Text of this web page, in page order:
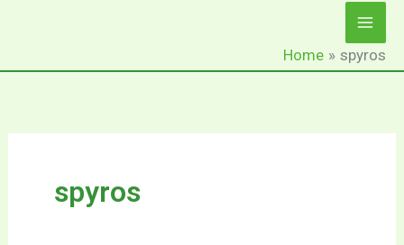
Home spyros
spyros